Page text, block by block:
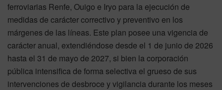
ferroviarias Renfe, Ouigo e Iryo para la ejecución de
medidas de carácter correctivo y preventivo en los
márgenes de las líneas. Este plan posee una vigencia de
carácter anual, extendiéndose desde el 1 de junio de 2026
hasta el 31 de mayo de 2027, si bien la corporación
pública intensifica de forma selectiva el grueso de sus
intervenciones de desbroce y vigilancia durante los meses